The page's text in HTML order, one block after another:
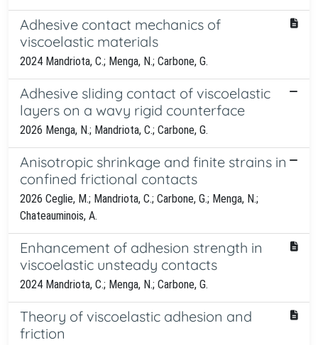
Adhesive contact mechanics of
viscoelastic materials
2024 Mandriota, C.; Menga, N.; Carbone, G.
Adhesive sliding contact of viscoelastic
layers on a wavy rigid counterface
2026 Menga, N.; Mandriota, C.; Carbone, G.
Anisotropic shrinkage and finite strains in
confined frictional contacts
2026 Ceglie, M.; Mandriota, C.; Carbone, G.; Menga, N.;
Chateauminois, A.
Enhancement of adhesion strength in
viscoelastic unsteady contacts
2024 Mandriota, C.; Menga, N.; Carbone, G.
Theory of viscoelastic adhesion and
friction